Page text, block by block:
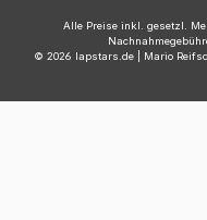
Alle Preise inkl. gesetzl.
© 2026 lapstars.de | Mario